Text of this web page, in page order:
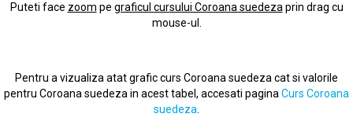
Puteti face zoom pe graficul cursului Coroana suedeza prin drag cu
mouse-ul.
Pentru a vizualiza atat grafic curs Coroana suedeza cat si valorile
pentru Coroana suedeza in acest tabel, accesati pagina Curs Coroana
suedeza